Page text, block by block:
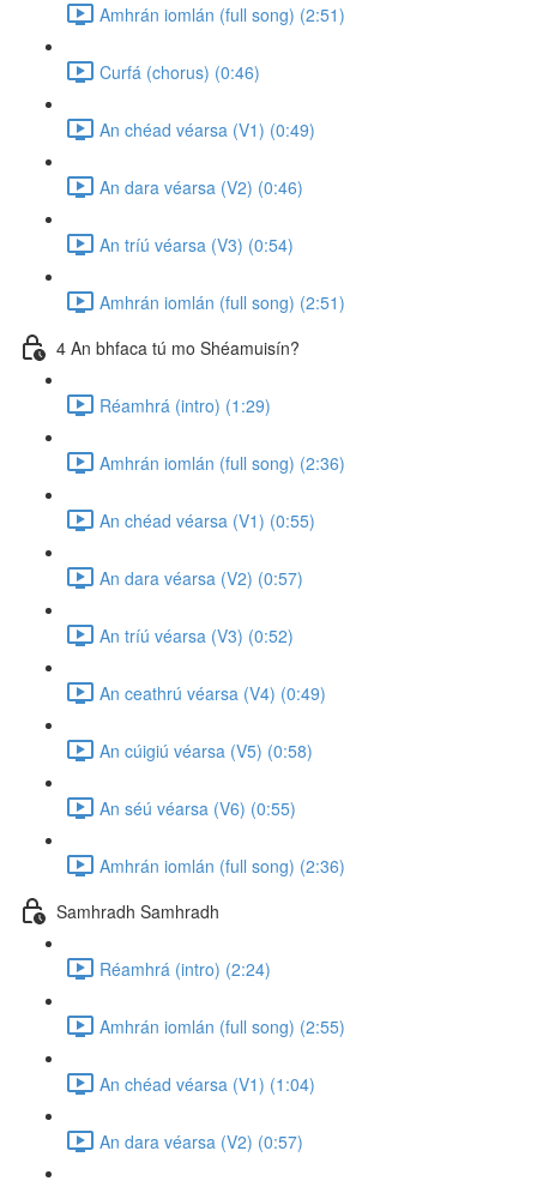
Amhrán iomlán (full song) (2:51)
Curfá (chorus) (0:46)
An chéad véarsa (V1) (0:49)
An dara véarsa (V2) (0:46)
An tríú véarsa (V3) (0:54)
Amhrán iomlán (full song) (2:51)
4 An bhfaca tú mo Shéamuisín?
Réamhrá (intro) (1:29)
Amhrán iomlán (full song) (2:36)
An chéad véarsa (V1) (0:55)
An dara véarsa (V2) (0:57)
An tríú véarsa (V3) (0:52)
An ceathrú véarsa (V4) (0:49)
An cúigiú véarsa (V5) (0:58)
An séú véarsa (V6) (0:55)
Amhrán iomlán (full song) (2:36)
Samhradh Samhradh
Réamhrá (intro) (2:24)
Amhrán iomlán (full song) (2:55)
An chéad véarsa (V1) (1:04)
An dara véarsa (V2) (0:57)